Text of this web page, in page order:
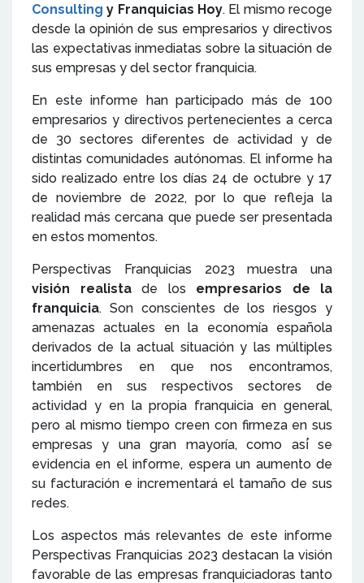
Consulting y Franquicias Hoy. El mismo recoge
desde la opinión de sus empresarios y directivos
las expectativas inmediatas sobre la situación de
sus empresas y del sector franquicia.
En este informe han participado más de 100
empresarios y directivos pertenecientes a cerca
de 30 sectores diferentes de actividad y de
distintas comunidades autónomas. El informe ha
sido realizado entre los días 24 de octubre y 17
de noviembre de 2022, por lo que refleja la
realidad más cercana que puede ser presentada
en estos momentos.
Perspectivas Franquicias 2023 muestra una
visión realistade los empresarios de la
franquicia. Son conscientes de los riesgos y
amenazas actuales en la economía española
derivados de la actual situación y las múltiples
incertidumbres en que nos encontramos,
también en sus respectivos sectores de
actividad y en la propia franquicia en general,
pero al mismo tiempo creen con firmeza en sus
empresas y una gran mayoría, como así́ se
evidencia en el informe, espera un aumento de
su facturación e incrementará el tamaño de sus
redes.
Los aspectos más relevantes de este informe
Perspectivas Franquicias 2023 destacan la visión
favorable de las empresas franquiciadoras tanto